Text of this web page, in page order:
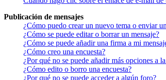
Publicación de mensajes
¿Cómo puedo crear un nuevo tema o enviar
¿Cómo se puede editar o borrar un mensaje?
¿Cómo se puede añadir una firma a mi
¿Cómo creo una encuesta?
¿Por qué no se puede añadir más opciones a
¿Cómo edito o borro una encuesta?
¿Por qué no se puede acceder a algún foro?